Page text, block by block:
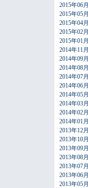
2015年06月
2015年05月
2015年04月
2015年02月
2015年01月
2014年11月
2014年09月
2014年08月
2014年07月
2014年06月
2014年05月
2014年03月
2014年02月
2014年01月
2013年12月
2013年10月
2013年09月
2013年08月
2013年07月
2013年06月
2013年05月